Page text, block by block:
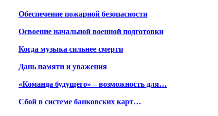
Обеспечение пожарной безопасности
Освоение начальной военной подготовки
Когда музыка сильнее смерти
Дань памяти и уважения
«Команда будущего» – возможность для…
Сбой в системе банковских карт…